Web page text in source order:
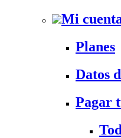
Mi
Planes
Datos
Pagar